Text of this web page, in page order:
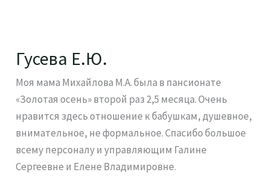
Гусева Е.Ю.
Моя мама Михайлова М.А. была в пансионате
«Золотая осень» второй раз 2,5 месяца. Очень
нравится здесь отношение к бабушкам, душевное,
внимательное, не формальное. Спасибо большое
всему персоналу и управляющим Галине
Сергеевне и Елене Владимировне.
Гусева
Е.Ю.